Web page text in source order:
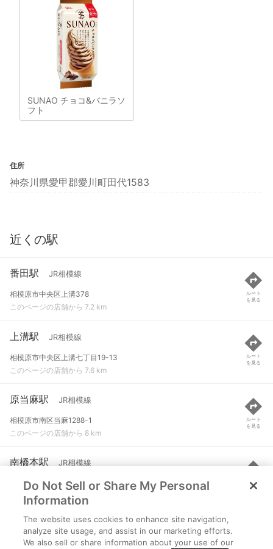
SUNAO チョコ&バニラソ
フト
住所
神奈川県愛甲郡愛川町田代1583
近くの駅
番田駅 JR相模線
相模原市中央区上溝378
このページの店舗から 7.2 km
ルート
を見る
上溝駅 JR相模線
相模原市中央区上溝七丁目19-13
このページの店舗から 7.6 km
ルート
を見る
原当麻駅 JR相模線
相模原市南区当麻1288-1
このページの店舗から 8 km
ルート
を見る
南橋本駅 JR相模線
相模原市中央区南橋本二丁目4-17
このページの店舗から 8.3 km
ルート
を見る
下溝駅 JR相模線
相模原市南区下溝1364
Do Not Sell or Share My Personal
Information
The website uses cookies to enhance site navigation,
analyze site usage, and assist in our marketing efforts.
We also sell or share information about your use of our